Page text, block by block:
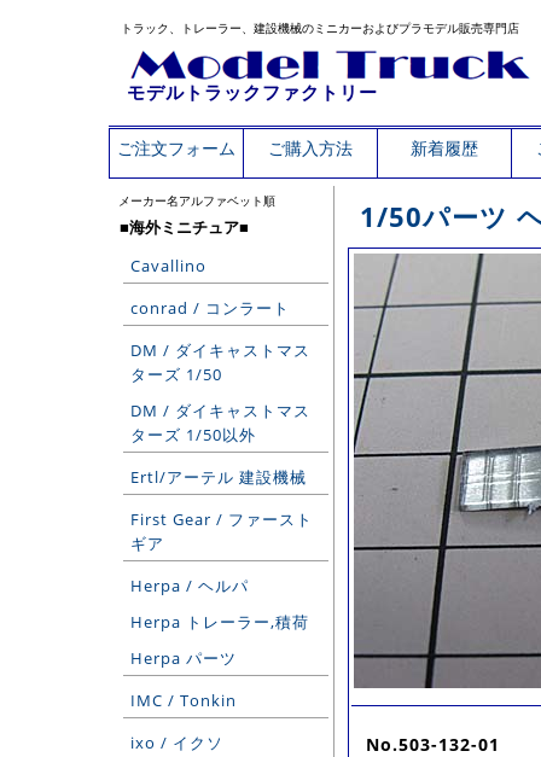
トラック、トレーラー、建設機械のミニカーおよびプラモデル販売専門店
モデルトラックファクトリー
ご注文フォーム ご購入方法 新着履歴
メーカー名アルファベット順
■海外ミニチュア■
Cavallino
conrad / コンラート
DM / ダイキャストマス
ターズ 1/50
DM / ダイキャストマス
ターズ 1/50以外
Ertl/アーテル 建設機械
First Gear / ファースト
ギア
Herpa / ヘルパ
Herpa トレーラー,積荷
Herpa パーツ
IMC / Tonkin
ixo / イクソ
1/50パーツ
No.503-132-01